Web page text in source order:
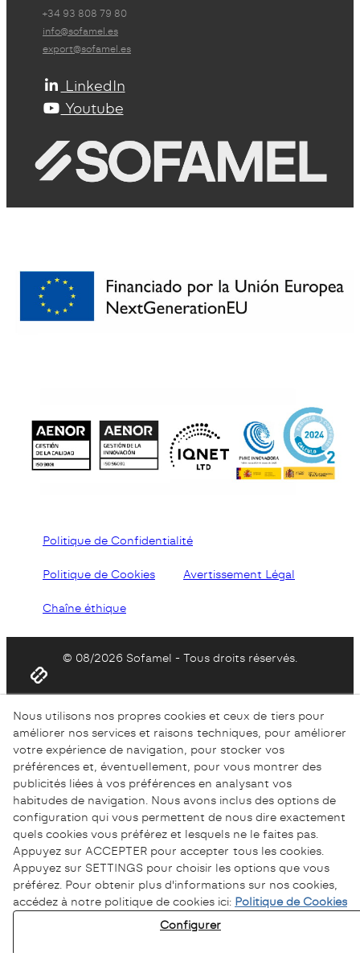
+34 93 808 79 80
info@sofamel.es
export@sofamel.es
LinkedIn
Youtube
Politique de Confidentialité
Politique de Cookies Avertissement Légal
Chaîne éthique
© 08/2026 Sofamel - Tous droits réservés.
Nous utilisons nos propres cookies et ceux de tiers pour
améliorer nos services et raisons techniques, pour améliorer
votre expérience de navigation, pour stocker vos
préférences et, éventuellement, pour vous montrer des
publicités liées à vos préférences en analysant vos
habitudes de navigation. Nous avons inclus des options de
configuration qui vous permettent de nous dire exactement
quels cookies vous préférez et lesquels ne le faites pas.
Appuyez sur ACCEPTER pour accepter tous les cookies.
Appuyez sur SETTINGS pour choisir les options que vous
préférez. Pour obtenir plus d'informations sur nos cookies,
accédez à notre politique de cookies ici: Politique de Cookies
Configurer